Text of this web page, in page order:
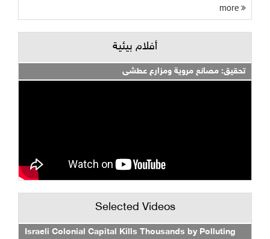
أفلام بيئية
تحقيق: مصانع مروية ومزارع عطشى
Selected Videos
Israeli Colonial Capital Kills Thousands by Polluting